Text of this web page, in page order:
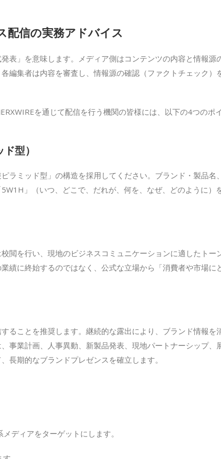
配信の実務アドバイス
表」を意味します。メディア側はコンテンツの内容と情報源
編集者は内容を審査し、情報源の確認（ファクトチェック）
を通じて配信を行う機関の皆様には、以下の4つのポ
型）
ラミッド型」の構造を採用してください。ブランド・製品名、
」（いつ、どこで、だれが、何を、なぜ、どのように）
閲を行い、現地のビジネスコミュニケーションに適したトー
績に終始するのではなく、公式な立場から「消費者や市場に
ることを推奨します。継続的な露出により、ブランド情報を
事業計画、人事異動、新製品発表、現地パートナーシップ、
長期的なブランドプレゼンスを確立します。
ディアをターゲットにします。